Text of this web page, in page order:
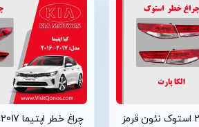
چراغ خطر اپتیما 2017 استوک نئون دودی